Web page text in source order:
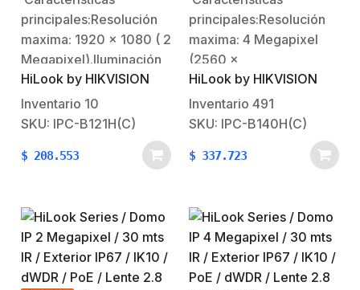
dWDR / Lente 2.8 mm /
H.265+ / Onvif
principales:Resolución
maxima: 1920 x 1080 ( 2
Megapixel).Iluminación
mínima: color 0.01 Lux
@ (F2.0, AGC
ON).Iluminación mínima:
IR.Día / Noche Real
de vision 114.8º
).Distancia de infrarrojo:
30 mts Smart
IR.Funciones normales:
HiLook by HIKVISION
Inventario 10
SKU: IPC-B121H(C)
$ 208.553
WDR 120 dB / Lente 2.8
mm / H.265+ / Onvif
principales:Resolución
maxima: 4 Megapixel
(2560 ×
1440).Iluminación
mínima: color 0.0028
Lux @ (F2.0, AGC
ON).Día / Noche Real
(filtro ICR).Distancia
de infrarrojo: 30 mts
Smart IR.Funciones
normales: WDR 120dB /
BLC / HLC / 3D…
HiLook by HIKVISION
Inventario 491
SKU: IPC-B140H(C)
$ 337.723